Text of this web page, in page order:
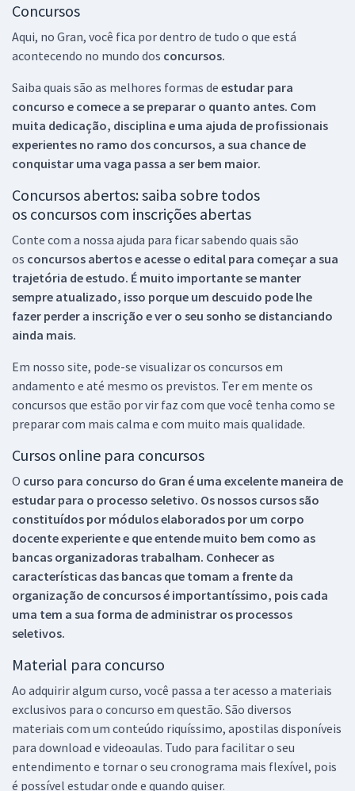
Concursos
Aqui, no Gran, você fica por dentro de tudo o que está
acontecendo no mundo dos concursos.
Saiba quais são as melhores formas de estudar para
concurso e comece a se preparar o quanto antes. Com
muita dedicação, disciplina e uma ajuda de profissionais
experientes no ramo dos concursos, a sua chance de
conquistar uma vaga passa a ser bem maior.
Concursos abertos: saiba sobre todos
os concursos com inscrições abertas
Conte com a nossa ajuda para ficar sabendo quais são
os concursos abertos e acesse o edital para começar a sua
trajetória de estudo. É muito importante se manter
sempre atualizado, isso porque um descuido pode lhe
fazer perder a inscrição e ver o seu sonho se distanciando
ainda mais.
Em nosso site, pode-se visualizar os concursos em
andamento e até mesmo os previstos. Ter em mente os
concursos que estão por vir faz com que você tenha como se
preparar com mais calma e com muito mais qualidade.
Cursos online para concursos
O curso para concurso do Gran é uma excelente maneira de
estudar para o processo seletivo. Os nossos cursos são
constituídos por módulos elaborados por um corpo
docente experiente e que entende muito bem como as
bancas organizadoras trabalham. Conhecer as
características das bancas que tomam a frente da
organização de concursos é importantíssimo, pois cada
uma tem a sua forma de administrar os processos
seletivos.
Material para concurso
Ao adquirir algum curso, você passa a ter acesso a materiais
exclusivos para o concurso em questão. São diversos
materiais com um conteúdo riquíssimo, apostilas disponíveis
para download e videoaulas. Tudo para facilitar o seu
entendimento e tornar o seu cronograma mais flexível, pois
é possível estudar onde e quando quiser.